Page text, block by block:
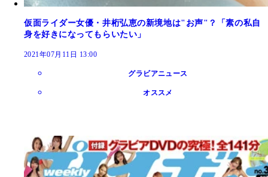
仮面ライダー女優・井桁弘恵の新境地は"お声"？「素の私自
身を好きになってもらいたい」
2021年07月11日 13:00
グラビアニュース
オススメ